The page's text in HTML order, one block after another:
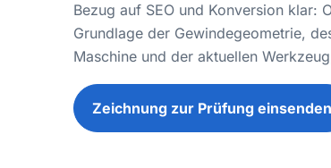
Bezug auf SEO und Konversion klar:
Grundlage der Gewindegeometrie,
Maschine und der aktuellen
Zeichnung zur Prüfung einsenden